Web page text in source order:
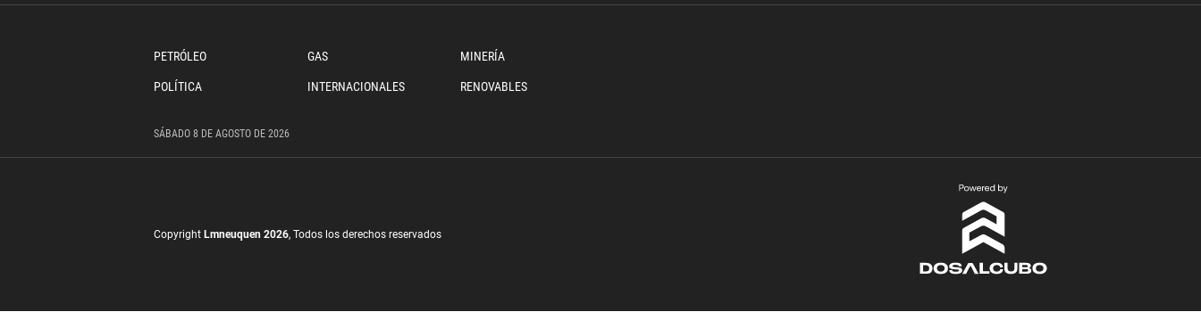
PETRÓLEO GAS MINERÍA
POLÍTICA INTERNACIONALES RENOVABLES
SÁBADO 8 DE AGOSTO DE 2026
Copyright Lmneuquen 2026, Todos los derechos reservados